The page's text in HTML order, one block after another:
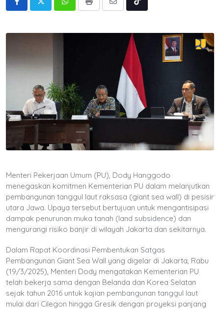
WhatsappPrint
Share
Tiktok
Menteri Pekerjaan Umum (PU), Dody Hanggodo
menegaskan komitmen Kementerian PU dalam melanjutkan
pembangunan tanggul laut raksasa (giant sea wall) di pesisir
utara Jawa. Upaya tersebut bertujuan untuk mengantisipasi
dampak penurunan muka tanah (land subsidence) dan
mengurangi risiko banjir di wilayah Jakarta dan sekitarnya.
Dalam Rapat Koordinasi Pembentukan Satgas
Pembangunan Giant Sea Wall yang digelar di Jakarta, Rabu
(19/3/2025), Menteri Dody mengatakan Kementerian PU
telah bekerja sama dengan Belanda dan Korea Selatan
sejak tahun 2016 untuk kajian pembangunan tanggul laut
mulai dari Cilegon hingga Gresik dengan proyeksi panjang